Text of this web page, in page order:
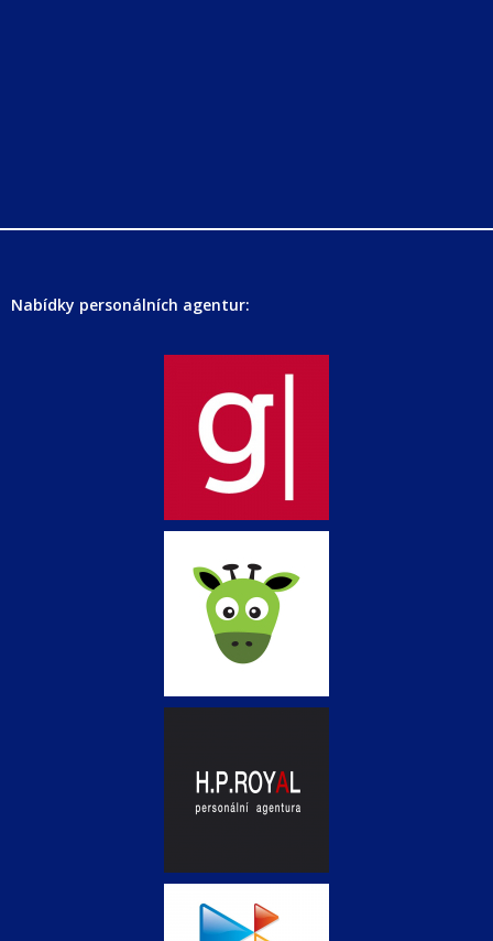
Nabídky personálních agentur: